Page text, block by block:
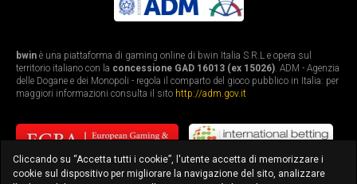
bwin è una piattaforma di gaming online di bwin Italia S.R.L e opera sul
territorio italiano con la concessione GAD 16013 (ex 15026). ADM - Agenzia
delle Dogane e dei Monopoli - regola il comparto del gioco pubblico in Italia: per
maggiori informazioni consulta il sito http://adm.gov.it
Cliccando su “Accetta tutti i cookie”, l'utente accetta di memorizzare i
cookie sul dispositivo per migliorare la navigazione del sito, analizzare